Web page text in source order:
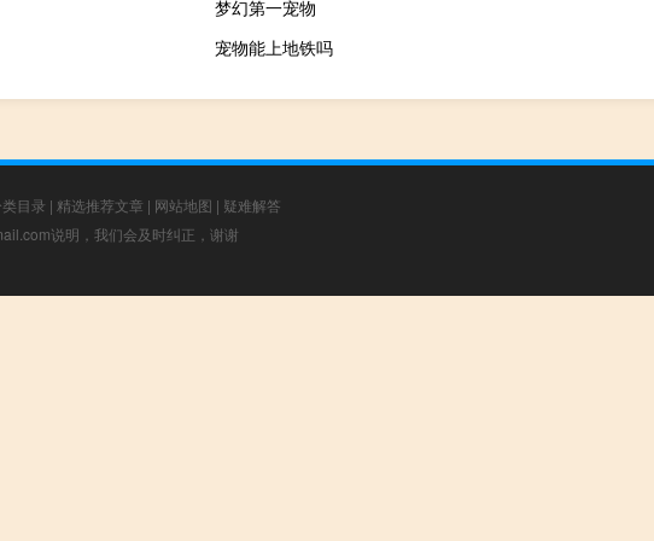
梦幻第一宠物
宠物能上地铁吗
目录 | 精选推荐文章 | 网站地图 | 疑难解答
说明，我们会及时纠正，谢谢